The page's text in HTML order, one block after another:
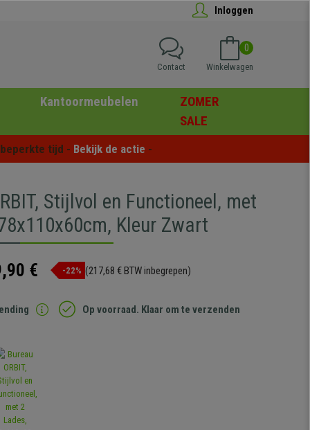
Inloggen
0
Winkelwagen
Contact
Kantoormeubelen
ZOMER
SALE
tijd - Bekijk de actie -
Stijlvol en Functioneel, met
Kleur Zwart
€ -22% (217,68 € BTW inbegrepen)
Op voorraad. Klaar om te verzenden